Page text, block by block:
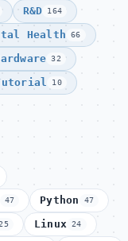
R&D 164
Health 66
32
10
47 Python 47
Linux 24